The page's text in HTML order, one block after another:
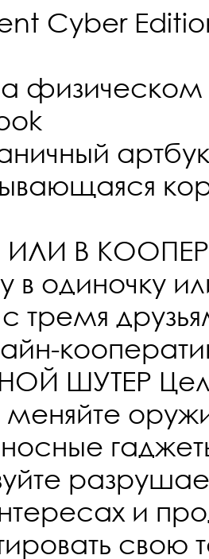
Cyber
физическом
артбук
В
в одиночку
тремя
ШУТЕР
меняйте
и
свою